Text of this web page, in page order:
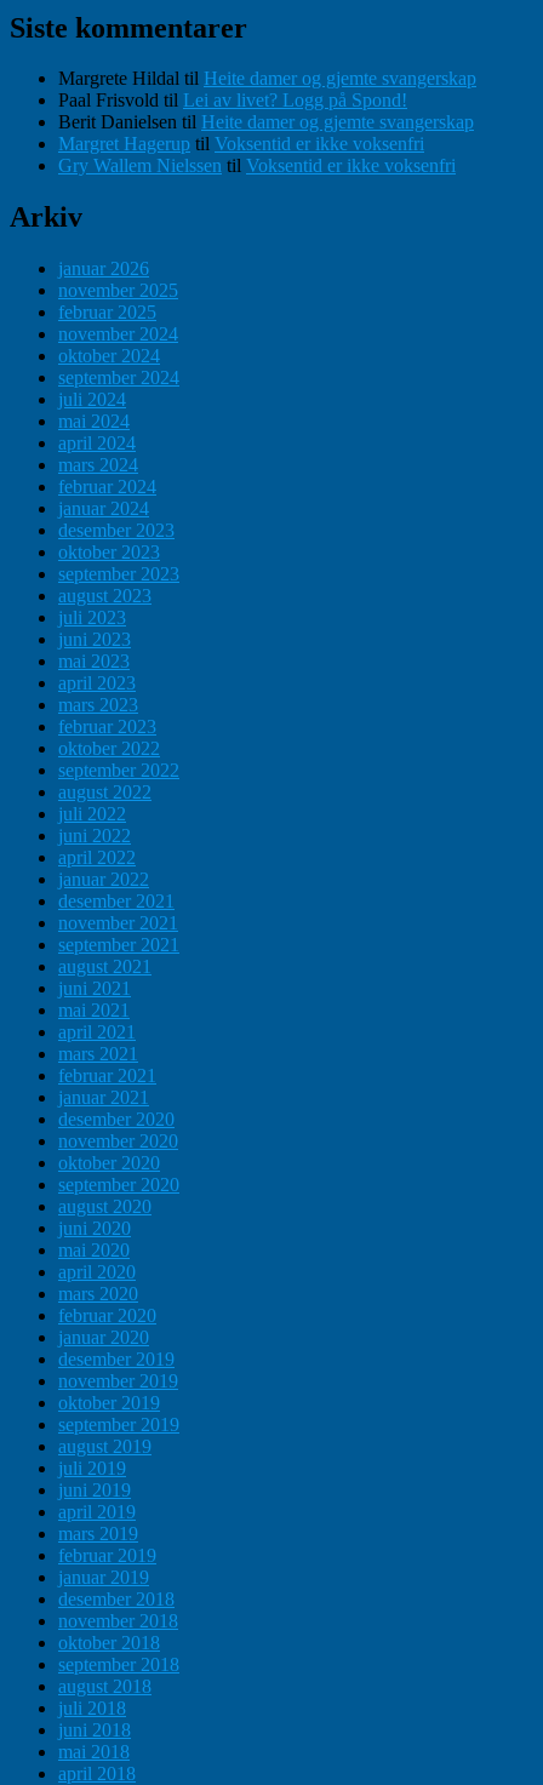
Siste kommentarer
Margrete Hildal til Heite damer og gjemte svangerskap
Paal Frisvold til Lei av livet? Logg på Spond!
Berit Danielsen til Heite damer og gjemte svangerskap
Margret Hagerup til Voksentid er ikke voksenfri
Gry Wallem Nielssen til Voksentid er ikke voksenfri
Arkiv
januar 2026
november 2025
februar 2025
november 2024
oktober 2024
september 2024
juli 2024
mai 2024
april 2024
mars 2024
februar 2024
januar 2024
desember 2023
oktober 2023
september 2023
august 2023
juli 2023
juni 2023
mai 2023
april 2023
mars 2023
februar 2023
oktober 2022
september 2022
august 2022
juli 2022
juni 2022
april 2022
januar 2022
desember 2021
november 2021
september 2021
august 2021
juni 2021
mai 2021
april 2021
mars 2021
februar 2021
januar 2021
desember 2020
november 2020
oktober 2020
september 2020
august 2020
juni 2020
mai 2020
april 2020
mars 2020
februar 2020
januar 2020
desember 2019
november 2019
oktober 2019
september 2019
august 2019
juli 2019
juni 2019
april 2019
mars 2019
februar 2019
januar 2019
desember 2018
november 2018
oktober 2018
september 2018
august 2018
juli 2018
juni 2018
mai 2018
april 2018